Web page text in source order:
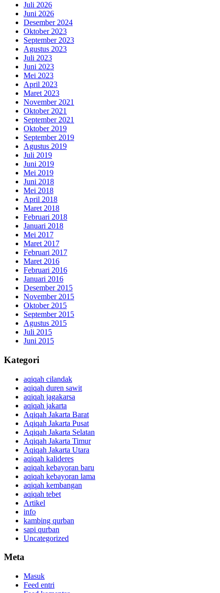
Juli 2026
Juni 2026
Desember 2024
Oktober 2023
September 2023
Agustus 2023
Juli 2023
Juni 2023
Mei 2023
April 2023
Maret 2023
November 2021
Oktober 2021
September 2021
Oktober 2019
September 2019
Agustus 2019
Juli 2019
Juni 2019
Mei 2019
Juni 2018
Mei 2018
April 2018
Maret 2018
Februari 2018
Januari 2018
Mei 2017
Maret 2017
Februari 2017
Maret 2016
Februari 2016
Januari 2016
Desember 2015
November 2015
Oktober 2015
September 2015
Agustus 2015
Juli 2015
Juni 2015
Kategori
aqiqah cilandak
aqiqah duren sawit
aqiqah jagakarsa
aqiqah jakarta
Aqiqah Jakarta Barat
Aqiqah Jakarta Pusat
Aqiqah Jakarta Selatan
Aqiqah Jakarta Timur
Aqiqah Jakarta Utara
aqiqah kalideres
aqiqah kebayoran baru
aqiqah kebayoran lama
aqiqah kembangan
aqiqah tebet
Artikel
info
kambing qurban
sapi qurban
Uncategorized
Meta
Masuk
Feed entri